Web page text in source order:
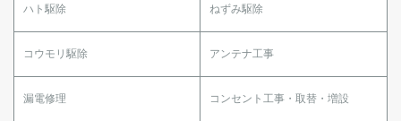
ハト駆除 ねずみ駆除
コウモリ駆除 アンテナ工事
漏電修理 コンセント工事・取替・増設